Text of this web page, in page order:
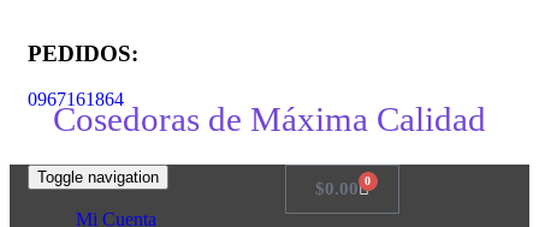
PEDIDOS:
0967161864
Cosedoras de Máxima Calidad
Toggle navigation
Mi Cuenta
$0.00 0